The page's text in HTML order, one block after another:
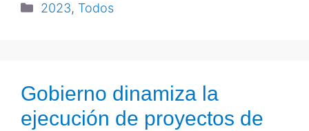
2023, Todos
Gobierno dinamiza la
ejecución de proyectos de